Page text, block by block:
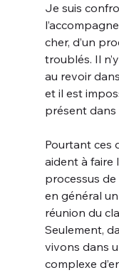
Je suis
cher, d’un
troublés. Il
au revoir
et il est
présent dans
Pourtant ces
aident à faire
processus de
en général
réunion du
Seulement,
vivons dans
complexe